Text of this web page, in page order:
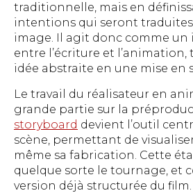
traditionnelle, mais en
intentions qui seront
image. Il agit donc comme
entre l’écriture et
idée abstraite en une mise en
Le travail du réalisateur en
grande partie sur la
storyboard devient l’outil
scène, permettant de
même sa fabrication. Cette
quelque sorte le tournage, et
version déjà structurée du